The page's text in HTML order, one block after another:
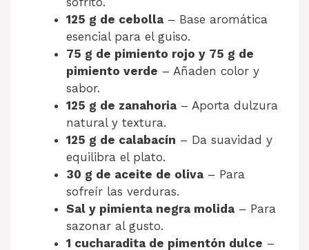
125 g de cebolla – Base aromática
esencial para el guiso.
75 g de pimiento rojo y 75 g de
pimiento verde – Añaden color y
sabor.
125 g de zanahoria – Aporta dulzura
natural y textura.
125 g de calabacín – Da suavidad y
equilibra el plato.
30 g de aceite de oliva – Para
sofreír las verduras.
Sal y pimienta negra molida – Para
sazonar al gusto.
1 cucharadita de pimentón dulce –